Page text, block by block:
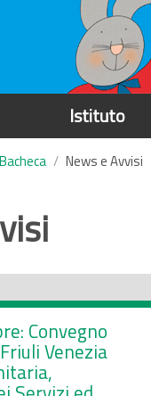
Istituto
Bacheca News e Avvisi
Convegno
Venezia